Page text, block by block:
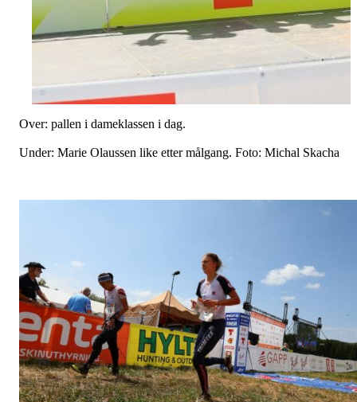
Over: pallen i dameklassen i dag.
Under: Marie Olaussen like etter målgang. Foto: Michal Skacha